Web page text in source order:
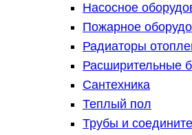
Насосное
Пожарное
Радиаторы
Расширительные
Сантехника
Теплый пол
Трубы и